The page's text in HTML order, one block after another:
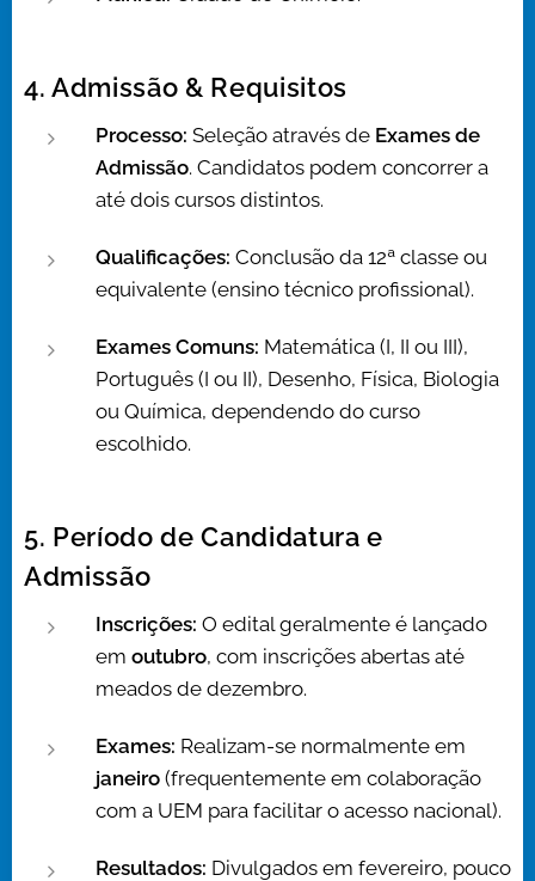
4. Admissão & Requisitos
Processo: Seleção através de Exames de
Admissão. Candidatos podem concorrer a
até dois cursos distintos.
Qualificações: Conclusão da 12ª classe ou
equivalente (ensino técnico profissional).
Exames Comuns: Matemática (I, II ou III),
Português (I ou II), Desenho, Física, Biologia
ou Química, dependendo do curso
escolhido.
5. Período de Candidatura e
Admissão
Inscrições: O edital geralmente é lançado
em outubro, com inscrições abertas até
meados de dezembro.
Exames: Realizam-se normalmente em
janeiro (frequentemente em colaboração
com a UEM para facilitar o acesso nacional).
Resultados: Divulgados em fevereiro, pouco